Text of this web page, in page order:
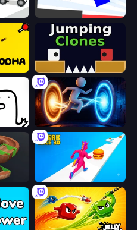
Opposite Day
Jumping Clones
Portal Escape
Twerk Race 3D